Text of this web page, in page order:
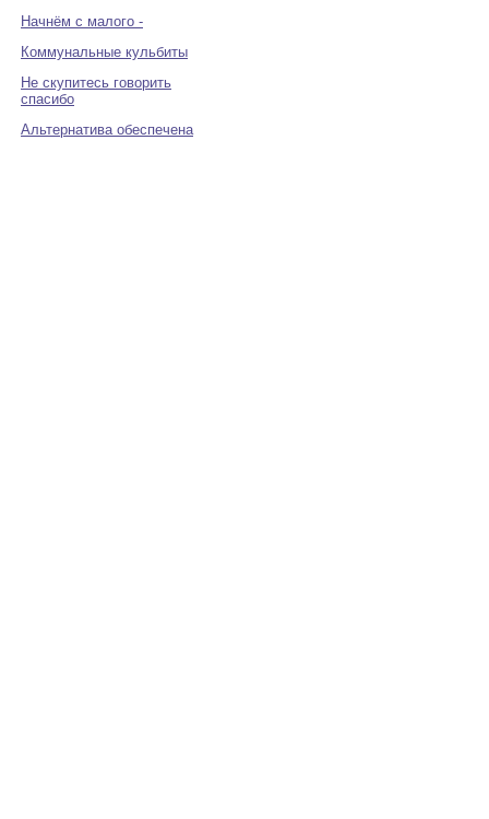
Начнём с малого -
Коммунальные кульбиты
Не скупитесь говорить
спасибо
Альтернатива обеспечена